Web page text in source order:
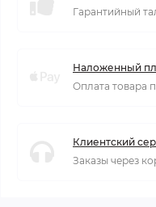
Гарантийный
Наложенный
Оплата товара
Клиентский
Заказы через